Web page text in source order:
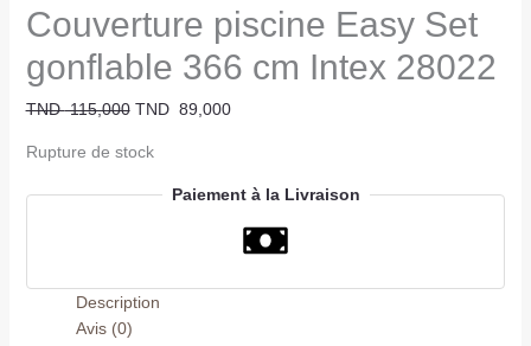
Couverture piscine Easy Set
gonflable 366 cm Intex 28022
TND115,000 TND 89,000
Rupture de stock
Paiement à la Livraison
Description
Avis (0)